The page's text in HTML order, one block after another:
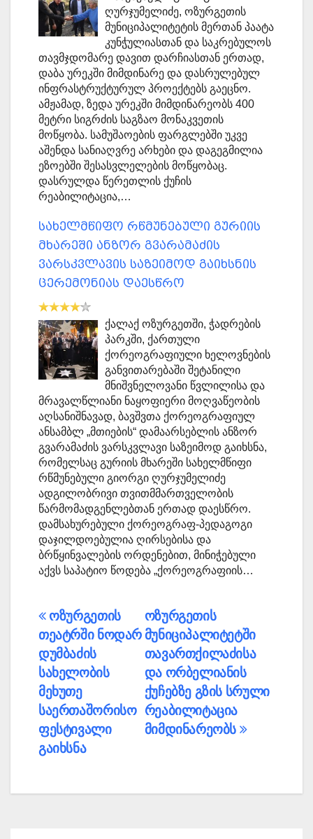
ღურჯუმელიძე, ოზურგეთის
მუნიციპალიტეტის მერთან პაატა
კუნჭულიასთან და საკრებულოს
თავმჯდომარე დავით დარჩიასთან ერთად,
დაბა ურეკში მიმდინარე და დასრულებულ
ინფრასტრუქტურულ პროექტებს გაეცნო.
ამჟამად, ზედა ურეკში მიმდინარეობს 400
მეტრი სიგრძის საგზაო მონაკვეთის
მოწყობა. სამუშაოების ფარგლებში უკვე
აშენდა სანიაღვრე არხები და დაგეგმილია
ეზოებში შესასვლელების მოწყობაც.
დასრულდა წერეთლის ქუჩის
რეაბილიტაცია,…
სახელმწიფო რწმუნებული გურიის
მხარეში ანზორ გვარამაძის
ვარსკვლავის საზეიმოდ გაიხსნის
ცერემონიას დაესწრო
ქალაქ ოზურგეთში, ჭადრების
პარკში, ქართული
ქორეოგრაფიული ხელოვნების
განვითარებაში შეტანილი
მნიშვნელოვანი წვლილისა და
მრავალწლიანი ნაყოფიერი მოღვაწეობის
აღსანიშნავად, ბავშვთა ქორეოგრაფიულ
ანსამბლ „მთიების“ დამაარსებლის ანზორ
გვარამაძის ვარსკვლავი საზეიმოდ გაიხსნა,
რომელსაც გურიის მხარეში სახელმწიფი
რწმუნებული გიორგი ღურჯუმელიძე
ადგილობრივი თვითმმართველობის
წარმომადგენლებთან ერთად დაესწრო.
დამსახურებული ქორეოგრაფ-პედაგოგი
დაჯილდოებულია ღირსებისა და
ბრწყინვალების ორდენებით, მინიჭებული
აქვს საპატიო წოდება „ქორეოგრაფიის…
პოსტის
ნავიგაცია
ოზურგეთის
მუნიციპალიტეტში
თავართქილაძისა
და ორბელიანის
ქუჩებზე გზის სრული
რეაბილიტაცია
მიმდინარეობს
ოზურგეთის
თეატრში ნოდარ
დუმბაძის
სახელობის
მეხუთე
საერთაშორისო
ფესტივალი
გაიხსნა